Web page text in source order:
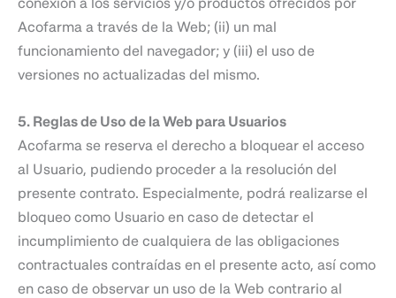
Acofarma a través de la Web; (ii) un mal
funcionamiento del navegador; y (iii) el uso de
versiones no actualizadas del mismo.
5. Reglas de Uso de la Web para Usuarios
Acofarma se reserva el derecho a bloquear el acceso
al Usuario, pudiendo proceder a la resolución del
presente contrato. Especialmente, podrá realizarse el
bloqueo como Usuario en caso de detectar el
incumplimiento de cualquiera de las obligaciones
contractuales contraídas en el presente acto, así como
en caso de observar un uso de la Web contrario al